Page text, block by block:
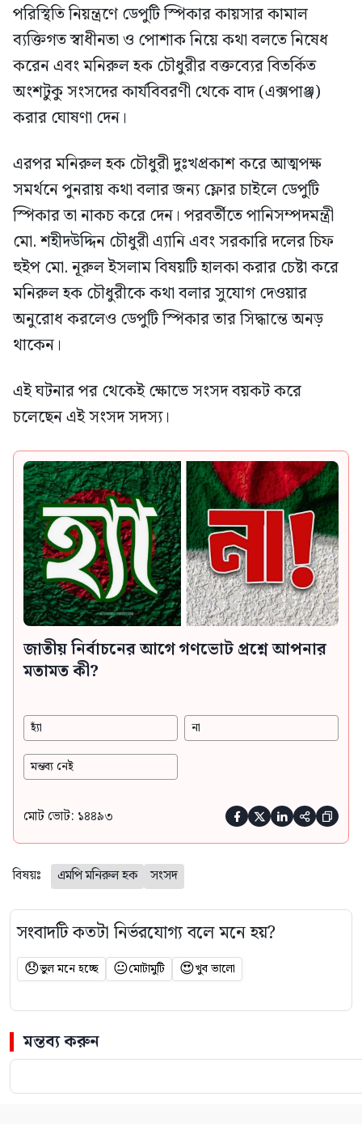
পরিস্থিতি নিয়ন্ত্রণে ডেপুটি স্পিকার কায়সার কামাল
ব্যক্তিগত স্বাধীনতা ও পোশাক নিয়ে কথা বলতে নিষেধ
করেন এবং মনিরুল হক চৌধুরীর বক্তব্যের বিতর্কিত
অংশটুকু সংসদের কার্যবিবরণী থেকে বাদ (এক্সপাঞ্জ)
করার ঘোষণা দেন।
এরপর মনিরুল হক চৌধুরী দুঃখপ্রকাশ করে আত্মপক্ষ
সমর্থনে পুনরায় কথা বলার জন্য ফ্লোর চাইলে ডেপুটি
স্পিকার তা নাকচ করে দেন। পরবর্তীতে পানিসম্পদমন্ত্রী
মো. শহীদউদ্দিন চৌধুরী এ্যানি এবং সরকারি দলের চিফ
হুইপ মো. নূরুল ইসলাম বিষয়টি হালকা করার চেষ্টা করে
মনিরুল হক চৌধুরীকে কথা বলার সুযোগ দেওয়ার
অনুরোধ করলেও ডেপুটি স্পিকার তার সিদ্ধান্তে অনড়
থাকেন।
এই ঘটনার পর থেকেই ক্ষোভে সংসদ বয়কট করে
চলেছেন এই সংসদ সদস্য।
জাতীয় নির্বাচনের আগে গণভোট প্রশ্নে আপনার
মতামত কী?
হ্যাঁ না
মন্তব্য নেই
মোট ভোট: ১৪৪৯৩     
বিষয়ঃ এমপি মনিরুল হক সংসদ
সংবাদটি কতটা নির্ভরযোগ্য বলে মনে হয়?
😞ভুল মনে হচ্ছে 😐মোটামুটি 😍খুব ভালো
মন্তব্য করুন